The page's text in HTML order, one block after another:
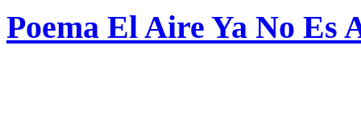
Poema El Aire Ya No Es